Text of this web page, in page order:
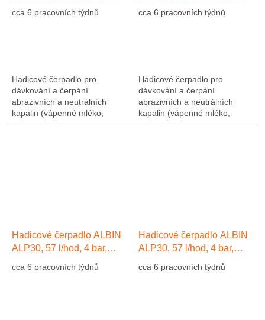
cca 6 pracovních týdnů
Hadicové čerpadlo pro
dávkování a čerpání
abrazivních a neutrálních
kapalin (vápenné mléko,
abrazivní kaly, atd....). Výkon
hadice Přírodní kaučuk NR
cca 6 pracovních týdnů
Hadicové čerpadlo pro
dávkování a čerpání
abrazivních a neutrálních
kapalin (vápenné mléko,
abrazivní kaly, atd....). Výkon
Hadicové čerpadlo ALBIN
ALP30, 57 l/hod, 4 bar,
cca 6 pracovních týdnů
Hadicové čerpadlo ALBIN
ALP30, 57 l/hod, 4 bar,
hadice Přírodní kaučuk NR
cca 6 pracovních týdnů